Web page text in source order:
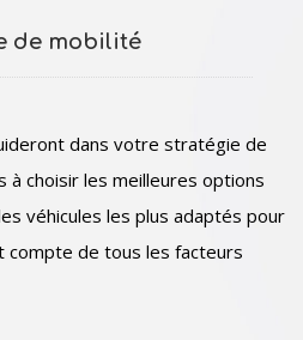
de mobilité
dans votre stratégie de
à choisir les meilleures options
véhicules les plus adaptés pour
de tous les facteurs